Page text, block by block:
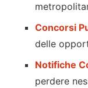
Concorsi
delle
Notifiche
perdere